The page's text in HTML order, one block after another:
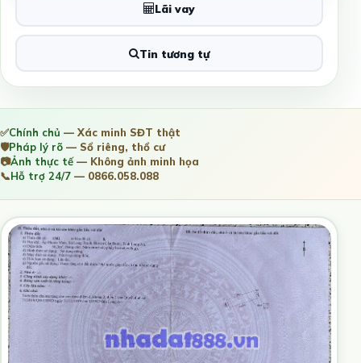
Lãi vay
Tin tương tự
✅Chính chủ — Xác minh SĐT thật
🛡️Pháp lý rõ — Sổ riêng, thổ cư
📷Ảnh thực tế— Không ảnh minh họa
📞Hỗ trợ 24/7 — 0866.058.088